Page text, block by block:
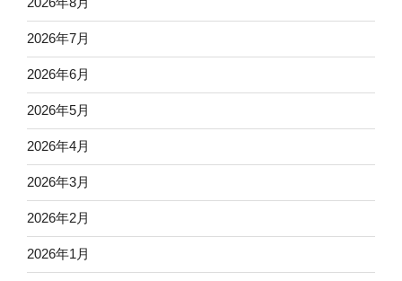
2026年7月
2026年6月
2026年5月
2026年4月
2026年3月
2026年2月
2026年1月